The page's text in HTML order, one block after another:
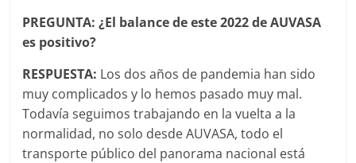
PREGUNTA: ¿El balance de este 2022 de AUVASA
es positivo?
RESPUESTA: Los dos años de pandemia han sido
muy complicados y lo hemos pasado muy mal.
Todavía seguimos trabajando en la vuelta a la
normalidad, no solo desde AUVASA, todo el
transporte público del panorama nacional está